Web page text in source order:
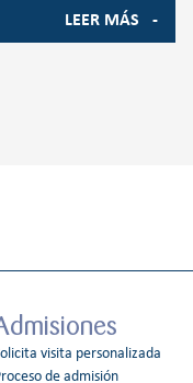
LEER MÁS
visita personalizada
de admisión